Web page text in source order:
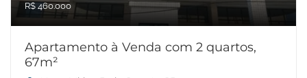
R$ 460.000
Apartamento à Venda com 2 quartos,
67m²